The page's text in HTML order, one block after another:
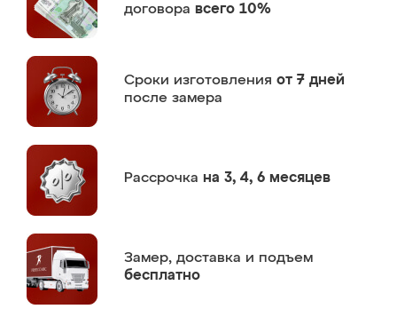
договора всего 10%
Сроки изготовления от 7 дней
после замера
Рассрочка на 3, 4, 6 месяцев
Замер, доставка и подъем
бесплатно